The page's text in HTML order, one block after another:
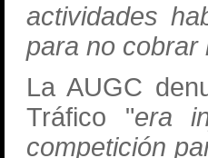
actividades
para no cobrar
La AUGC
Tráfico "era
competición